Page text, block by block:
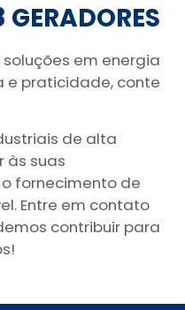
em energia
e praticidade, conte
de alta
às suas
fornecimento de
Entre em contato
contribuir para